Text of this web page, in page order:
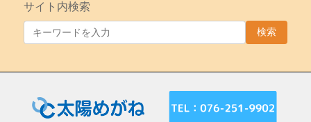
サイト内検索
検索